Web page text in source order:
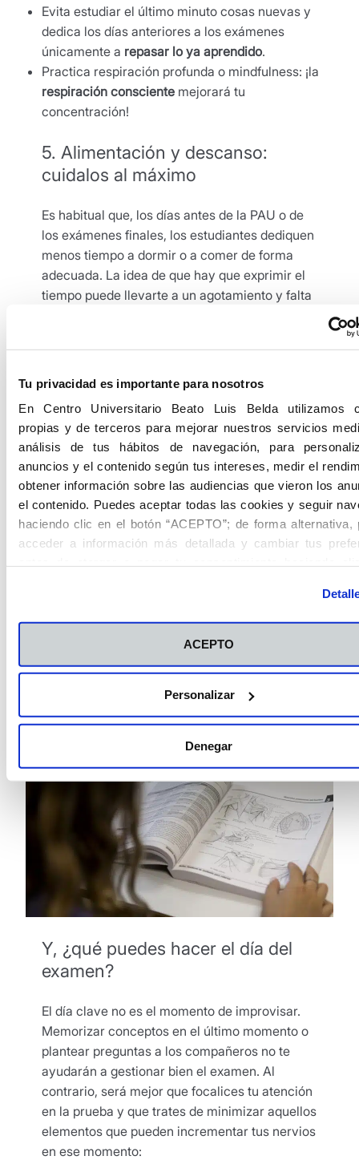
Tu privacidad es importante para nosotros
En Centro Universitario Beato Luis Belda utilizamos
propias y de terceros para mejorar nuestros servicios
análisis de tus hábitos de navegación, para
anuncios y el contenido según tus intereses, medir el
obtener información sobre las audiencias que vieron los
el contenido. Puedes aceptar todas las cookies y seguir
haciendo clic en el botón “ACEPTO”; de forma alternativa,
acceder a información más detallada y cambiar tus
ACEPTO
Personalizar
Denegar
Evita estudiar el último minuto cosas nuevas y
dedica los días anteriores a los exámenes
únicamente a repasar lo ya aprendido.
Practica respiración profunda o mindfulness: ¡la
respiración consciente mejorará tu
concentración!
5. Alimentación y descanso:
cuidalos al máximo
Es habitual que, los días antes de la PAU o de
los exámenes finales, los estudiantes dediquen
menos tiempo a dormir o a comer de forma
adecuada. La idea de que hay que exprimir el
tiempo puede llevarte a un agotamiento y falta
por eso es fundamental que no renuncies a tus
7 u 8 horas de sueño diarias . Es importante
reposar todo lo que hemos aprendido y ayudar
al cuerpo a regenerarse durante la noche:
trasnochar, romper la rutina de descanso y
abusar de las bebidas estimulantes (café o
energéticas) te harán pensar que estás
ganando tiempo… pero en realidad harán que
tu rendimiento y capacidad de atención
e hidratos en tu dieta. Nada de productos
industriales o azúcares innecesarios:
necesitarás energía y equilibrio para poder
sobrellevar mejor tu período de exámenes.
Y, ¿qué puedes hacer el día del
examen?
El día clave no es el momento de improvisar.
Memorizar conceptos en el último momento o
plantear preguntas a los compañeros no te
ayudarán a gestionar bien el examen. Al
contrario, será mejor que focalices tu atención
en la prueba y que trates de minimizar aquellos
elementos que pueden incrementar tus nervios
en ese momento: